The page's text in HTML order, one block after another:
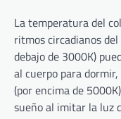
La temperatura del
ritmos circadianos
debajo de 3000K)
al cuerpo para
(por encima de
sueño al imitar la luz